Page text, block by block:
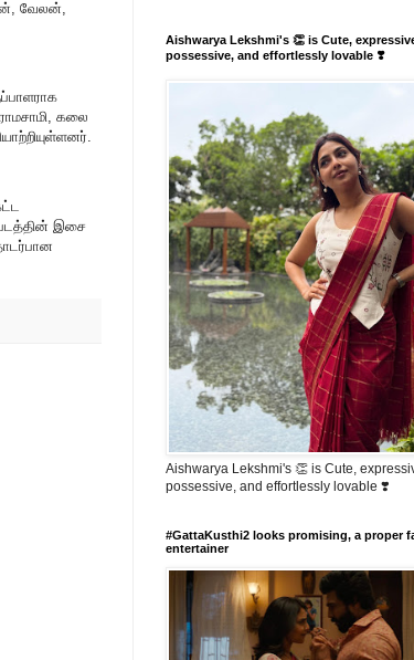
வேலன்,
கலை
இசை
Aishwarya Lekshmi's 👏 is Cute,
possessive, and effortlessly lovable ❣️
Aishwarya Lekshmi's 👏 is Cute,
possessive, and effortlessly lovable ❣️
#GattaKusthi2 looks promising, a proper
entertainer